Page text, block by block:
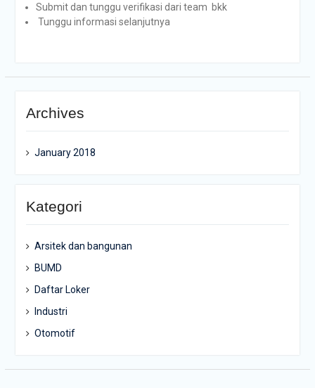
Submit dan tunggu verifikasi dari team bkk
Tunggu informasi selanjutnya
Archives
January 2018
Kategori
Arsitek dan bangunan
BUMD
Daftar Loker
Industri
Otomotif